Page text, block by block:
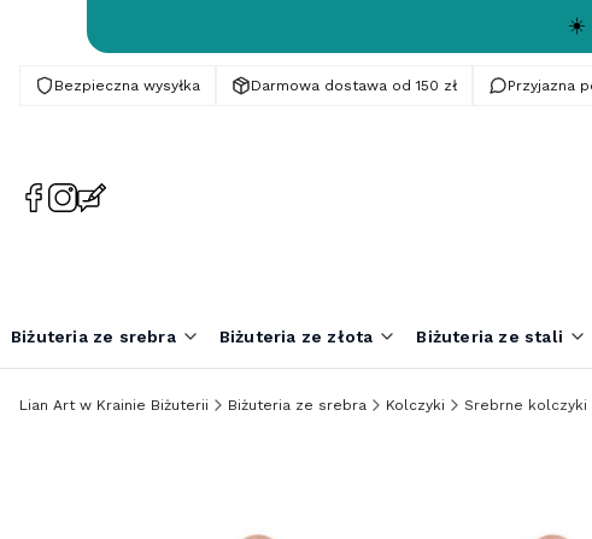
☀️
Bezpieczna wysyłka Darmowa dostawa od 150 zł Przyjazna
(Otwiera
(Otwiera
(Otwiera
Biżuteria ze srebra Biżuteria ze złota Biżuteria ze stali
Lian Art w Krainie Biżuterii Biżuteria ze srebra Kolczyki Srebrne kolczyki